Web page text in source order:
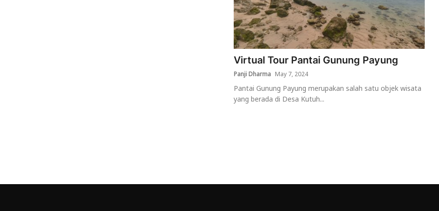
Virtual Tour Pantai Gunung Payung
Panji Dharma May 7, 2024
Pantai Gunung Payung merupakan salah satu objek wisata
yang berada di Desa Kutuh...